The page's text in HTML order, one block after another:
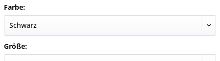
Farbe:
Größe: